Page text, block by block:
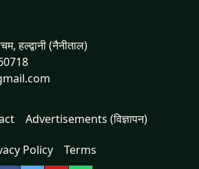
हल्द्वानी (नैनीताल)
Advertisements (विज्ञापन)
Policy Terms